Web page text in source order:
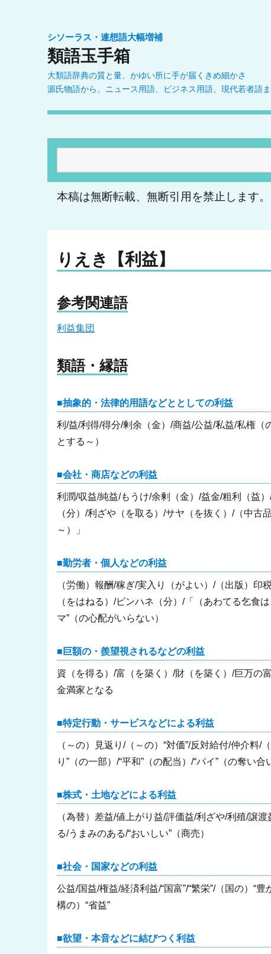
シソーラス・連想語大幅増補
類語玉手箱
大類語辞典の質と量、かゆい所に手が届くきめ細かさ
源氏物語から、ニュース用語、ビジネス用語、現代若者語
索:
本稿は無断転載、無断引用を禁止します。
りえき【利益】
参考関連語
利益集団
類語・縁語
抽象的・法律的用語などととしての利益
利/益/利得/得分/剰余（金）/商益/公益/私益/私権（
とする～）
会社・商店などの利益
利潤/収益/純益/もうけ/余剰（金）/益金/粗利（益
（分）/利ざや（を取る）/サヤ（を抜く）/（中古
～）」
勤労者・個人などの利益
（労働）報酬/稼ぎ/実入り（がよい）/（出版）印
（をはねる）/ピンハネ（分）/「（あわてる乞食
マ”（の心配がいらない）
巨額の・羨望視されるなどの利益
資（を得る）/富（を築く）/財（を築く）/巨万の
金満家となる
特定行動・サービスなどによる利益
（～の）見返り/（～の）“対価”/反対給付/仲介料/
り”（の一部）/“平和”（の配当）/“パイ”（の奪い合
株式・土地などによる利益
（為替）差益/値上がり益/評価益/利ざや/利殖/譲
る/うまみのある/“おいしい”（商売）
社会・国家などの利益
公益/国益/権益/経済利益/“国富”/“繁栄”/（国の）“
構の）“省益”
欲望・本音などに結びつく利益